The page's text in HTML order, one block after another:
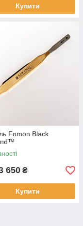
Купити
Fomon Black
650 ₴
Купити